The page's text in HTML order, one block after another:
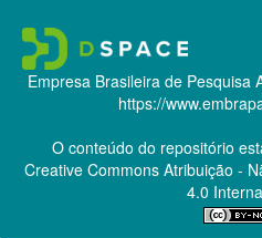
Empresa Brasileira de Pesquisa
https://
O conteúdo do repositório
Creative CommonsAtribuição -
4.0